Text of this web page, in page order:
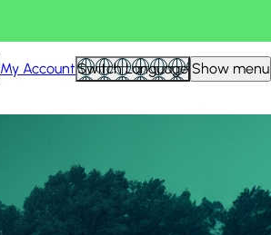
My AccountSwitch Language Show menu
Alle anzeigen